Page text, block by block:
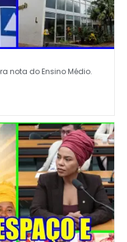
nota do Ensino Médio.